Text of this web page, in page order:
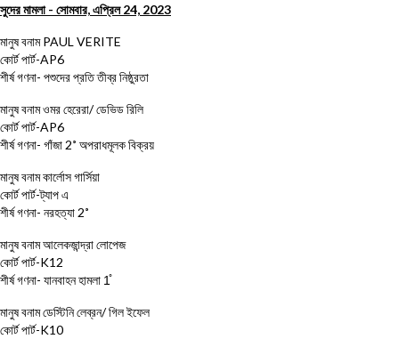
সুদের মামলা - সোমবার, এপ্রিল 24, 2023
মানুষ বনাম PAUL VERITE
কোর্ট পার্ট-AP6
শীর্ষ গণনা- পশুদের প্রতি তীব্র নিষ্ঠুরতা
মানুষ বনাম ওমর হেরেরা/ ডেভিড রিলি
কোর্ট পার্ট-AP6
শীর্ষ গণনা- গাঁজা 2˚ অপরাধমূলক বিক্রয়
মানুষ বনাম কার্লোস গার্সিয়া
কোর্ট পার্ট-ট্যাপ এ
শীর্ষ গণনা- নরহত্যা 2˚
মানুষ বনাম আলেকজান্দ্রা লোপেজ
কোর্ট পার্ট-K12
শীর্ষ গণনা- যানবাহন হামলা 1̊
মানুষ বনাম ডেস্টিনি লেব্রন/ গিল ইফেল
কোর্ট পার্ট-K10